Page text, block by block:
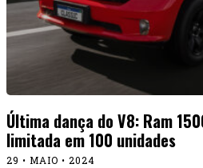
Última dança do V8: Ram
limitada em 100 unidades
29 • MAIO • 2024